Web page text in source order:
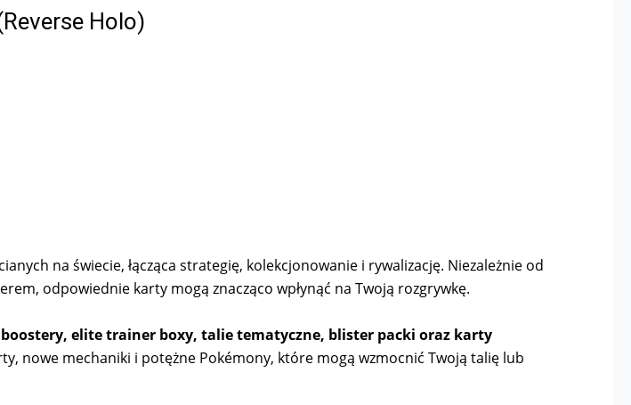
Holo)
na świecie, łącząca strategię, kolekcjonowanie i rywalizację. Niezależnie od
odpowiednie karty mogą znacząco wpłynąć na Twoją rozgrywkę.
boostery, elite trainer boxy, talie tematyczne, blister packi oraz karty
nowe mechaniki i potężne Pokémony, które mogą wzmocnić Twoją talię lub